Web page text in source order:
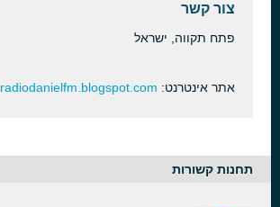
צור קשר
פתח תקווה, ישראל
אתר אינטרנט: radiodanielfm.blogspot.com
תחנות קשורות